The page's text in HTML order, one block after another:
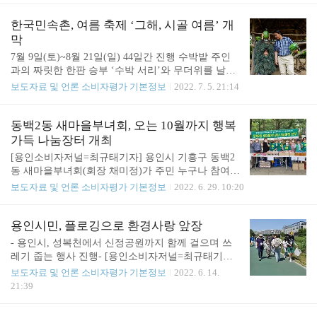
준히 소통해 실질적인 도움이 되는 나눔을 실천하겠
다”고 말했다. 읍 관계자는 “어려운 이웃을..
일반으로 마련했다. 보정초 학부모회 관계자는 “많은
학생들이 자발적으로 학용품을 기부해 예상보다 많
은 양의 학용품이 모아졌다”며 “관내 저소득층 아이
들이 공부하는 데 조금이나마 도움 되길 바란다”고
말했다. 시 관계자는 “어려운 시기임에도 불구하고
나눔 활동을 해주신 보정초등학교 학생들, 학부모님
서 “아이들의 따뜻한 마음을 담아 필요한 곳에 소중
히 전달하겠다”고 말했다. 시는 전달받은 성품을 경
기사회복지공..
한국민속촌, 여름 축제 ‘그해, 시골 여름’ 개
막
7월 9일(토)~8월 21일(일) 44일간 진행 수박밭 주인
과의 짜릿한 한판 승부 ‘수박 서리’와 무더위를 날릴
이색 물총싸움 ‘살포대첩’ 시골 정취를 듬뿍 느낄 밀
혜택 [용인소비자저널=최규태기자] 전통문화 테마파
크 한국민속촌이 더운 여름을 시원하게 보낼 수 있는
여름 축제 ‘그해, 시골 여름’을 7월 9일부터 8월 21일
까지 44일간 진행한다. 한국민속촌은 촌에서 즐기는
바캉스, 촌캉스를 연출해 힙하게 여름을 즐길 수 있
는 이색 축제를 준비했다. 예전 시골 마을의 정취가
인 수박 서리가 한층 업그레이드돼 돌아온다. 관람객
들은 수박밭 주인이 서리범을 잡기..
보도자료 및 언론 소비자평가 기본정보 2022. 7. 5. 21:14
동백2동 새마을부녀회, 오는 10월까지 행복
가득 나눔장터 개최
[용인소비자저널=최규태기자] 용인시 기흥구 동백2
동 새마을부녀회(회장 채미정)가 주민 누구나 참여해
중고생활물품을 교환·판매하고 수익금을 기부하는
화 조성을 위해 마련했다. 지난 25일 동백호수공원에
서 열린 첫 나눔장터에서는 초등학생, 어르신 할 것
없이 다양한 연령대의 주민이 참여해 어린이 장난감,
했다. 또 주민들은 수익금의 10%를 기부하며 나눔을
실천했다. 나눔장터는 다음달 9일, 8월 13일, 10월 22
보도자료 및 언론 소비자평가 기본정보 2022. 6. 29. 10:20
용인시민, 플로깅으로 환경사랑 앞장
- 용인시, 성복천에서 신정공원까지 함께 걸으며 쓰
레기 줍는 행사 진행- [용인소비자저널=최규태기자]
용인시민들이 성복천 일대를 걸으며 쓰레기를 줍는
‘쓰담쓰담 용인 플로깅’으로 환경사랑을 실천했다.
보도자료 및 언론 소비자평가 기본정보
2022. 6. 14.
21:39